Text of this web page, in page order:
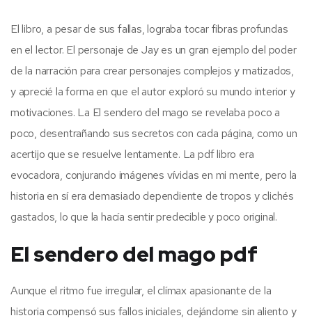
El libro, a pesar de sus fallas, lograba tocar fibras profundas
en el lector. El personaje de Jay es un gran ejemplo del poder
de la narración para crear personajes complejos y matizados,
y aprecié la forma en que el autor exploró su mundo interior y
motivaciones. La El sendero del mago se revelaba poco a
poco, desentrañando sus secretos con cada página, como un
acertijo que se resuelve lentamente. La pdf libro era
evocadora, conjurando imágenes vívidas en mi mente, pero la
historia en sí era demasiado dependiente de tropos y clichés
gastados, lo que la hacía sentir predecible y poco original.
El sendero del mago pdf
Aunque el ritmo fue irregular, el clímax apasionante de la
historia compensó sus fallos iniciales, dejándome sin aliento y